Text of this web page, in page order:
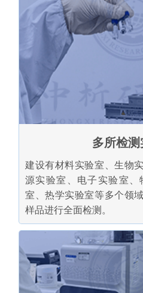
多所检
建设有材料实验室、生物
源实验室、电子实验室、
室、热学实验室等多个领
样品进行全面检测。